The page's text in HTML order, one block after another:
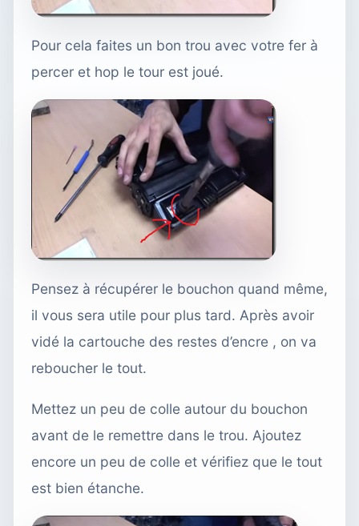
Pour cela faites un bon trou avec votre fer à
percer et hop le tour est joué.
Pensez à récupérer le bouchon quand même,
il vous sera utile pour plus tard. Après avoir
vidé la cartouche des restes d’encre , on va
reboucher le tout.
Mettez un peu de colle autour du bouchon
avant de le remettre dans le trou. Ajoutez
encore un peu de colle et vérifiez que le tout
est bien étanche.